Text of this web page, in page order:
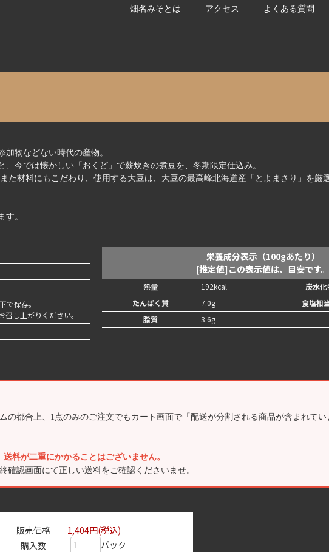
畑名みそとは アクセス よくある質問
加物などない時代の産物。
今では懐かしい「おくど」で薪炊きの煮豆を、冬期限定仕込み。
た材料にもこだわり、使用する大豆は、大豆の最高峰北海道産「とよまさり」を厳
す。
保存。
し上がりください。
栄養成分表示（100gあたり）
[推定値]この表示値は、目安です。
熱量 192kcal 炭水化
たんぱく質
7.0g 食塩相
脂質
3.6g
の都合上、1点のみのご注文でもカート画面で「配送が分割される商品が含まれてい
料が二重にかかることはございません。
認画面にて正しい送料をご確認くださいませ。
販売価格
1,404円(税込)
購入数
パック